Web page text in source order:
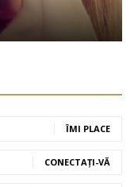
ÎMI PLACE
CONECTAȚI-VĂ